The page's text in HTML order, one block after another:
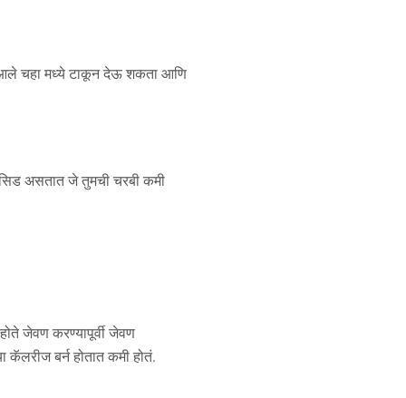
आले चहा मध्ये टाकून देऊ शकता आणि
असतात जे तुमची चरबी कमी
जेवण करण्यापूर्वी जेवण
कॅलरीज बर्न होतात कमी होतं.